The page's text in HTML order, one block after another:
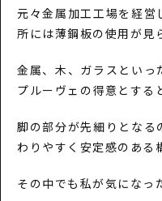
元々金属加工工場を経営
所には薄鋼板の使用が見
金属、木、ガラスといっ
プルーヴェの得意とする
脚の部分が先細りとなる
わりやすく安定感のある
その中でも私が気にな